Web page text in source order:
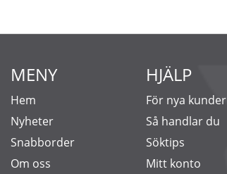
MENY
Hem
Nyheter
Snabborder
Om oss
HJÄLP
För nya kunder
Så handlar du
Söktips
Mitt konto